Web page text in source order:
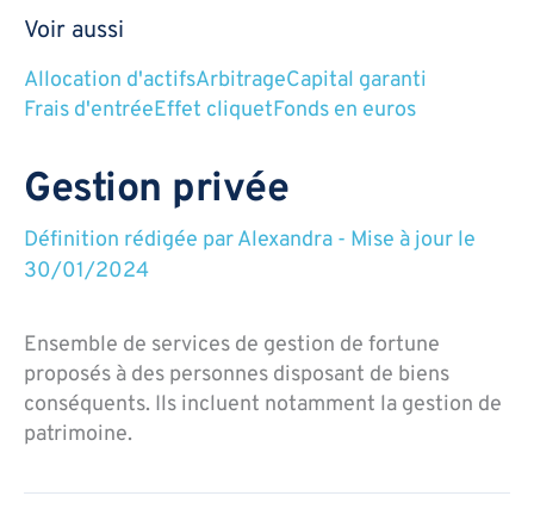
Voir aussi
Allocation d'actifsArbitrageCapital garanti
Frais d'entréeEffet cliquetFonds en euros
Gestion privée
Définition rédigée parAlexandra - Mise à jour le
30/01/2024
Ensemble de services de gestion de fortune
proposés à des personnes disposant de biens
conséquents. Ils incluent notamment la gestion de
patrimoine.